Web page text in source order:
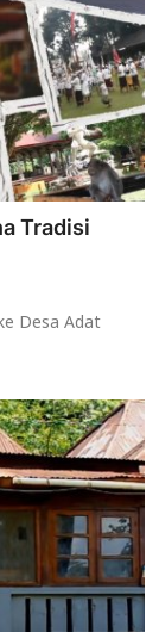
Tradisi
Desa Adat